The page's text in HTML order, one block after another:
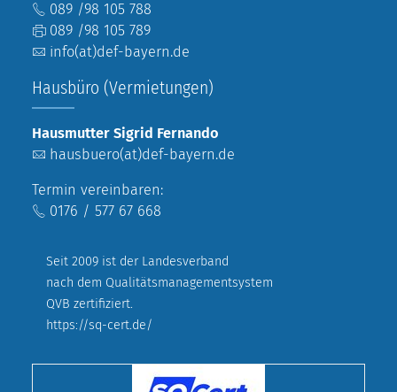
089 /98 105 788
089 /98 105 789
info(at)def-bayern.de
Hausbüro (Vermietungen)
Hausmutter Sigrid Fernando
hausbuero(at)def-bayern.de
Termin vereinbaren:
0176 / 577 67 668
Seit 2009 ist der Landesverband
nach dem Qualitätsmanagementsystem
QVB zertifiziert.
https://sq-cert.de/